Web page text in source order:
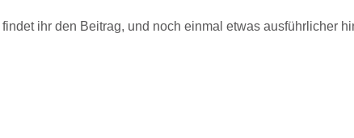
findet ihr den Beitrag, und noch einmal etwas ausführlicher